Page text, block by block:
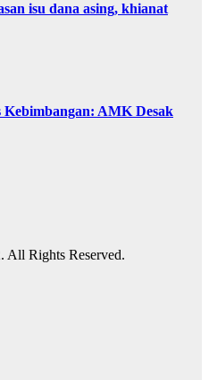
isu dana asing, khianat
AMK Desak
All Rights Reserved.